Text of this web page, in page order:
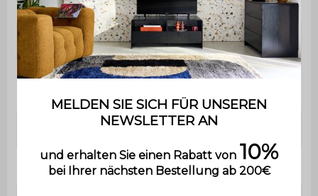
Modell Maschinengewebe
Oeko-Tex Standard
100
Gewicht 7 kg